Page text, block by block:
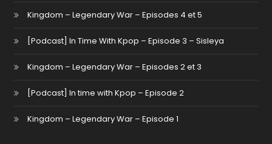
Kingdom – Legendary War – Episodes 4 et 5
[Podcast] In Time With Kpop – Episode 3 – Sisleya
Kingdom – Legendary War – Episodes 2 et 3
[Podcast] In time with Kpop – Episode 2
Kingdom – Legendary War – Episode 1